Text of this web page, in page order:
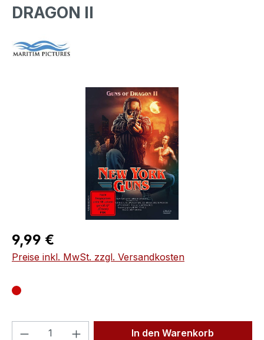
DRAGON II
Bildergalerie überspringen
Regulärer Preis:
9,99 €
Preise inkl. MwSt. zzgl. Versandkosten
Produkt Anzahl: Gib denIn den Warenkorb